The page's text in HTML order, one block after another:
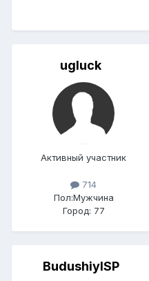
ugluck
Активный участник
714
Пол:Мужчина
Город: 77
BudushiyISP